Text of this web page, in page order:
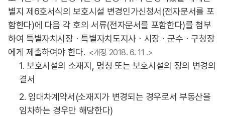
별지 제6호서식의 보호시설 변경인가신청서(전자문서를 포
함한다)에 다음 각 호의 서류(전자문서를 포함한다)를 첨부
하여 특별자치시장ㆍ특별자치도지사ㆍ시장ㆍ군수ㆍ구청장
에게 제출하여야 한다. <개정 2018. 6. 11 .>
1. 보호시설의 소재지, 명칭 또는 보호시설의 장의 변경의
결서
2. 임대차계약서(소재지가 변경되는 경우로서 부동산을
임차하는 경우만 해당한다)